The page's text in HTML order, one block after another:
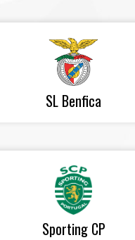
SL Benfica
Sporting CP